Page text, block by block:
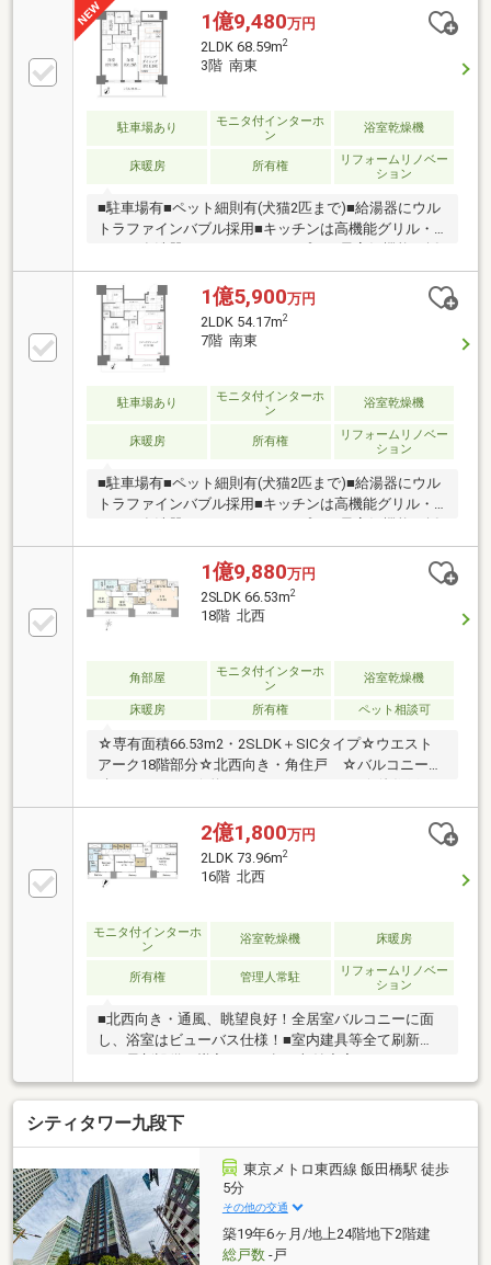
1億9,480万円
2LDK 68.59m2
3階 南東
駐車場あり
モニタ付インターホ
ン
浴室乾燥機
床暖房 所有権
リフォームリノベー
ション
■駐車場有■ペット細則有(犬猫2匹まで)■給湯器にウル
トラファインバブル採用■キッチンは高機能グリル・
用、ディスポーザー付■ユニットバスは楽湯（肩楽湯
＋腰楽湯）・おそうじ浴槽＋床ワイパー洗浄機能付■
床暖房をリビングダイニング及びキッチンに設置■リ
ビングは天井カセット型エアコン■全居室南東向きバ
ルコニーに面したお部屋♪日当たり良好♪〇リノベーシ
ョン内容〇キッチン：LIXILリシェルバスルーム：
TOTOシンラ洗面台：LIXILルミシストイレ：ネオレス
トRS全壁・全天井クロス貼替フローリング・大理石調
タイル張替全建具交換等
1億5,900万円
2LDK 54.17m2
7階 南東
駐車場あり
モニタ付インターホ
ン
浴室乾燥機
床暖房 所有権
リフォームリノベー
ション
■駐車場有■ペット細則有(犬猫2匹まで)■給湯器にウル
トラファインバブル採用■キッチンは高機能グリル・
用、ディスポーザー付■ユニットバスは楽湯（肩楽湯
＋腰楽湯）・おそうじ浴槽＋床ワイパー洗浄機能付■
床暖房をリビングダイニング及びキッチンに設置■リ
ビングは天井カセット型エアコン■南東向きバルコニ
ーに面したお部屋♪日当たり良好♪〇リノベーション内
ラ洗面台：LIXILルミシストイレ：ネオレストRS全壁・
全天井クロス貼替フローリング張替エコカラット全建
具交換等
1億9,880万円
2SLDK 66.53m2
18階 北西
角部屋
モニタ付インターホ
ン
浴室乾燥機
床暖房 所有権 ペット相談可
☆専有面積66.53m2・2SLDK＋SICタイプ☆ウエスト
アーク18階部分☆北西向き・角住戸 ☆バルコニー面
接しない独立性の高いお部屋◆共用施設について（一
部有償）・ラグジュアリーラウンジ・ジョイスタジ
オ・ライブラリーラウンジ・スカイビューラウンジ・
スカイガーデン・ウエストアークスイート・シティビ
ューラウンジ・イーストアークスイート
2億1,800万円
2LDK 73.96m2
16階 北西
モニタ付インターホ
ン
浴室乾燥機 床暖房
所有権 管理人常駐
リフォームリノベー
ション
■北西向き・通風、眺望良好！全居室バルコニーに面
し、浴室はビューバス仕様！■室内建具等全て刷新
2LDK住戸！■廊下部には壁一面に物入れがあり収納充
実！■ホテルライクな内廊下仕様！三田駅2分の駅近な
がら総戸数752戸の規模感とグレード感！■共用施設と
管理面も充実！【リノベーション内容】□2025年11月
実施□クロス全面貼り替え□ユニットバス新規交換□フ
ローリング張り替え□システムキッチン新規交換□洗面
台新規交換□トイレ新規交換□天井埋め込み式エアコン
新規交換□LD/廊下：一部エコカラット貼り□寝室：ア
クセントクロス等
シティタワー九段下
東京メトロ東西線 飯田橋駅 徒歩
5分
その他の交通
築19年6ヶ月/地上24階地下2階建
総戸数-戸